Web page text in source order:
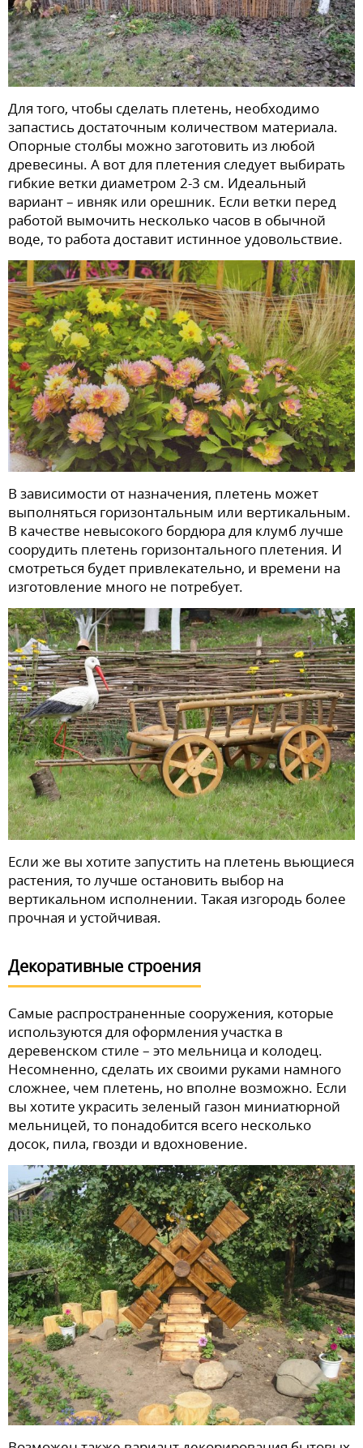
Для того, чтобы сделать плетень, необходимо
запастись достаточным количеством материала.
Опорные столбы можно заготовить из любой
древесины. А вот для плетения следует выбирать
гибкие ветки диаметром 2-3 см. Идеальный
вариант – ивняк или орешник. Если ветки перед
работой вымочить несколько часов в обычной
воде, то работа доставит истинное удовольствие.
В зависимости от назначения, плетень может
выполняться горизонтальным или вертикальным.
В качестве невысокого бордюра для клумб лучше
соорудить плетень горизонтального плетения. И
смотреться будет привлекательно, и времени на
изготовление много не потребует.
Если же вы хотите запустить на плетень вьющиеся
растения, то лучше остановить выбор на
вертикальном исполнении. Такая изгородь более
прочная и устойчивая.
Декоративные строения
Самые распространенные сооружения, которые
используются для оформления участка в
деревенском стиле – это мельница и колодец.
Несомненно, сделать их своими руками намного
сложнее, чем плетень, но вполне возможно. Если
вы хотите украсить зеленый газон миниатюрной
мельницей, то понадобится всего несколько
досок, пила, гвозди и вдохновение.